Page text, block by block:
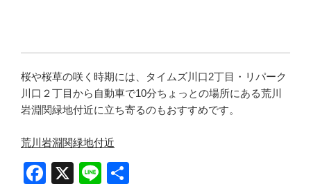
桜や桜草の咲く時期には、タイムズ川口2丁目・リパーク
川口２丁目から自動車で10分ちょっとの場所にある荒川
岩淵関緑地付近に立ち寄るのもおすすめです。
荒川岩淵関緑地付近
F
X
Li